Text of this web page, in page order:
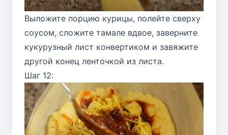
Выложите порцию курицы, полейте сверху
соусом, сложите тамале вдвое, заверните
кукурузный лист конвертиком и завяжите
другой конец ленточкой из листа.
Шаг 12: